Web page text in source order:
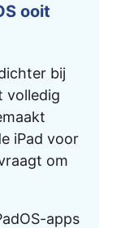
ooit
bij
volledig
iPad voor
om
apps